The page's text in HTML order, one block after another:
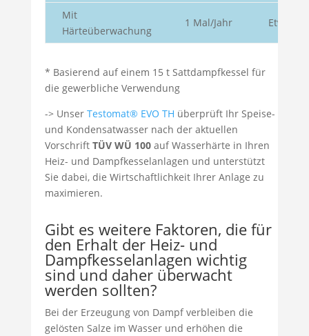
Mit
Härteüberwachung
1 Mal/Jahr Etwa 4
* Basierend auf einem 15 t Sattdampfkessel für
die gewerbliche Verwendung
-> Unser Testomat® EVO TH überprüft Ihr Speise-
und Kondensatwasser nach der aktuellen
Vorschrift TÜV WÜ 100 auf Wasserhärte in Ihren
Heiz- und Dampfkesselanlagen und unterstützt
Sie dabei, die Wirtschaftlichkeit Ihrer Anlage zu
maximieren.
Gibt es weitere Faktoren, die für
den Erhalt der Heiz- und
Dampfkesselanlagen wichtig
sind und daher überwacht
werden sollten?
Bei der Erzeugung von Dampf verbleiben die
gelösten Salze im Wasser und erhöhen die